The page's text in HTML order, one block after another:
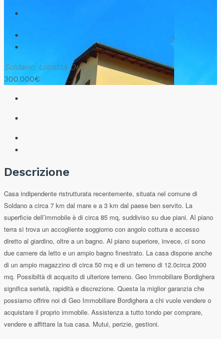
Soldano, Località Orià
300.000€
Descrizione
Casa indipendente ristrutturata recentemente, situata nel comune di
Soldano a circa 7 km dal mare e a 3 km dal paese ben servito. La
superficie dell’immobile è di circa 85 mq, suddiviso su due piani. Al piano
terra si trova un accogliente soggiorno con angolo cottura e accesso
diretto al giardino, oltre a un bagno. Al piano superiore, invece, ci sono
due camere da letto e un ampio bagno finestrato. La casa dispone anche
di un ampio magazzino di circa 50 mq e di un terreno di 12.0circa 2000
mq. Possibiltà di acqusito di ulteriore terreno. Geo Immobiliare Bordighera
significa serietà, rapidità e discrezione. Questa la miglior garanzia che
possiamo offrire noi di Geo Immobiliare Bordighera a chi vuole vendere o
acquistare il proprio immobile. Assistenza a tutto tondo per comprare,
vendere e affittare la tua casa. Mutui, perizie, gestioni.